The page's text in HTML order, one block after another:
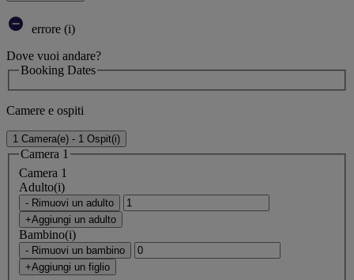
errore (i)
Dove vuoi andare?
Booking Dates
Camere e ospiti
1 Camera(e) - 1 Ospit(i)
Camera 1
Camera 1
Adulto(i)
- Rimuovi un adulto
+Aggiungi un adulto
Bambino(i)
- Rimuovi un bambino
+Aggiungi un figlio